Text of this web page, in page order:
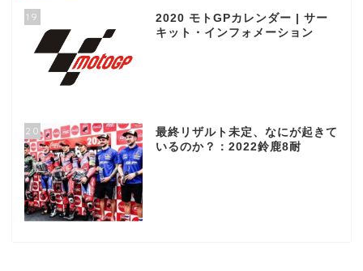
19
2020 モトGPカレンダー | サー
キット・インフォメーション
20
最終リザルト未定、なにが起きて
いるのか？：2022鈴鹿8耐